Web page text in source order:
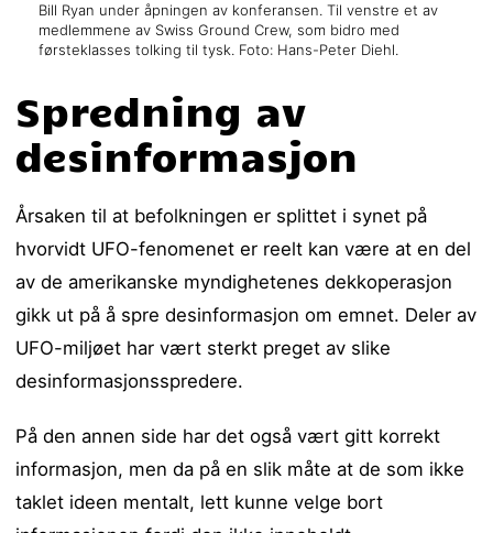
Bill Ryan under åpningen av konferansen. Til venstre et av
medlemmene av Swiss Ground Crew, som bidro med
førsteklasses tolking til tysk. Foto: Hans-Peter Diehl.
Spredning av
desinformasjon
Årsaken til at befolkningen er splittet i synet på
hvorvidt UFO-fenomenet er reelt kan være at en del
av de amerikanske myndighetenes dekkoperasjon
gikk ut på å spre desinformasjon om emnet. Deler av
UFO-miljøet har vært sterkt preget av slike
desinformasjonsspredere.
På den annen side har det også vært gitt korrekt
informasjon, men da på en slik måte at de som ikke
taklet ideen mentalt, lett kunne velge bort